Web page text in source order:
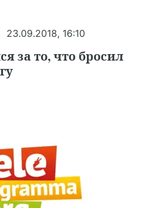
23.09.2018, 16:10
за то, что бросил